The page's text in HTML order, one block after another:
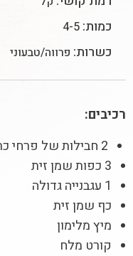
כמות: 4-5
כשרות: פרווה/טבעוני
רכיבים:
2 חבילות של פרחי כרובית
3 כפות שמן זית
1 עגבנייה גדולה
כף שמן זית
מיץ מלימון
קורט מלח